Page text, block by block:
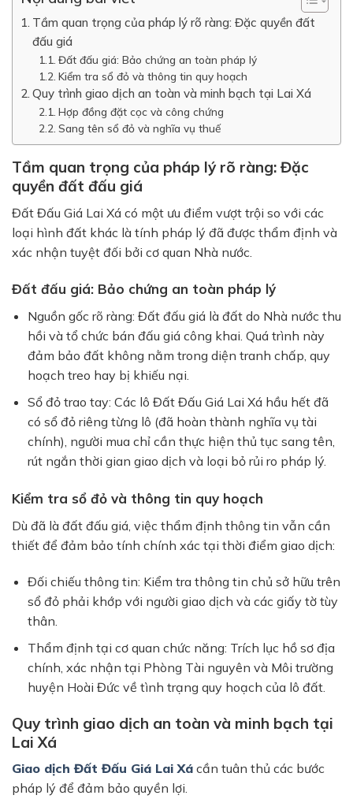
Tầm quan trọng của pháp lý rõ ràng: Đặc quyền đất
đấu giá
Đất đấu giá: Bảo chứng an toàn pháp lý
Kiểm tra sổ đỏ và thông tin quy hoạch
Quy trình giao dịch an toàn và minh bạch tại Lai Xá
Hợp đồng đặt cọc và công chứng
Sang tên sổ đỏ và nghĩa vụ thuế
Tầm quan trọng của pháp lý rõ ràng: Đặc
quyền đất đấu giá
Đất Đấu Giá Lai Xá có một ưu điểm vượt trội so với các
loại hình đất khác là tính pháp lý đã được thẩm định và
xác nhận tuyệt đối bởi cơ quan Nhà nước.
Đất đấu giá: Bảo chứng an toàn pháp lý
Nguồn gốc rõ ràng: Đất đấu giá là đất do Nhà nước thu
hồi và tổ chức bán đấu giá công khai. Quá trình này
đảm bảo đất không nằm trong diện tranh chấp, quy
hoạch treo hay bị khiếu nại.
Sổ đỏ trao tay: Các lô Đất Đấu Giá Lai Xá hầu hết đã
có sổ đỏ riêng từng lô (đã hoàn thành nghĩa vụ tài
chính), người mua chỉ cần thực hiện thủ tục sang tên,
rút ngắn thời gian giao dịch và loại bỏ rủi ro pháp lý.
Kiểm tra sổ đỏ và thông tin quy hoạch
Dù đã là đất đấu giá, việc thẩm định thông tin vẫn cần
thiết để đảm bảo tính chính xác tại thời điểm giao dịch:
Đối chiếu thông tin: Kiểm tra thông tin chủ sở hữu trên
sổ đỏ phải khớp với người giao dịch và các giấy tờ tùy
thân.
Thẩm định tại cơ quan chức năng: Trích lục hồ sơ địa
chính, xác nhận tại Phòng Tài nguyên và Môi trường
huyện Hoài Đức về tình trạng quy hoạch của lô đất.
Quy trình giao dịch an toàn và minh bạch tại
Lai Xá
Giao dịchĐất Đấu Giá Lai Xá cần tuân thủ các bước
pháp lý để đảm bảo quyền lợi.